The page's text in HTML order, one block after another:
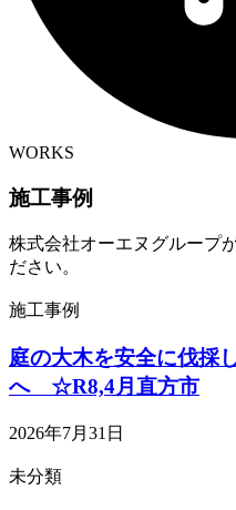
WORKS
施工事例
株式会社オーエヌグループ
ださい。
施工事例
庭の大木を安全に伐採
へ ☆R8,4月直方市
2026年7月31日
未分類